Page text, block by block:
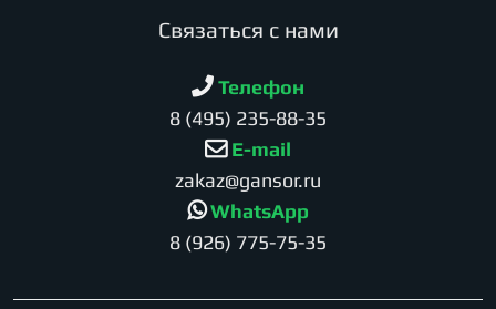
Cвязаться с нами
Телефон
8 (495) 235-88-35
E-mail
zakaz@gansor.ru
WhatsApp
8 (926) 775-75-35